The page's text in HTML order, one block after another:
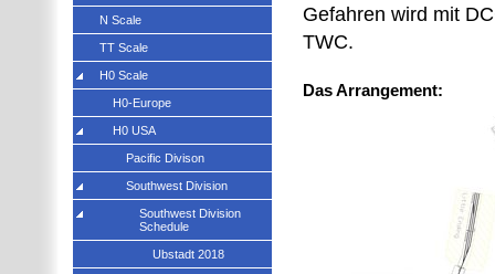
Gefahren wird mit
TWC.
Das Arrangement:
N Scale
TT Scale
H0 Scale
H0-Europe
H0 USA
Pacific Divison
Southwest Division
Southwest Division
Schedule
Ubstadt 2018